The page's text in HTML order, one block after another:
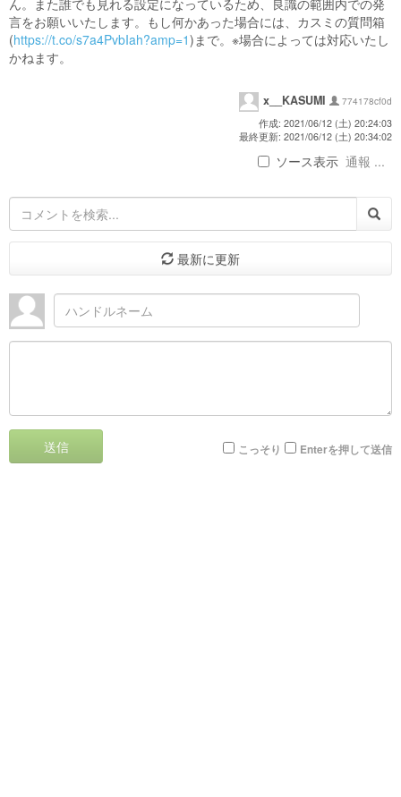
ん。また誰でも見れる設定になっているため、良識の範囲内での発
言をお願いいたします。もし何かあった場合には、カスミの質問箱
(https://t.co/s7a4PvbIah?amp=1)まで。※場合によっては対応いたし
かねます。
x__KASUMI
774178cf0d
作成: 2021/06/12 (土) 20:24:03
最終更新: 2021/06/12 (土) 20:34:02
ソース表示 通報 ...
最新に更新
送信 こっそり Enterを押して送信